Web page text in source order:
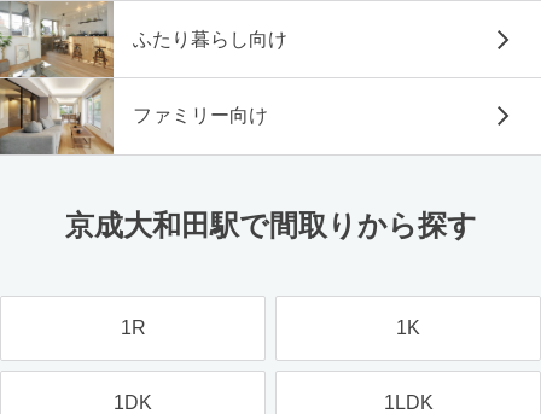
ふたり暮らし向け
ファミリー向け
京成大和田駅で間取りから探す
1R 1K
1DK 1LDK